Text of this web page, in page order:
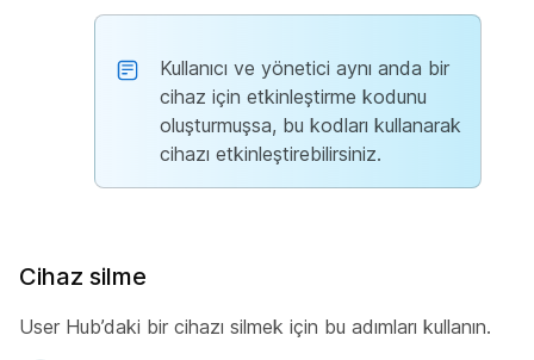
Kullanıcı ve yönetici aynı anda bir
cihaz için etkinleştirme kodunu
oluşturmuşsa, bu kodları kullanarak
cihazı etkinleştirebilirsiniz.
Cihaz silme
User Hub’daki bir cihazı silmek için bu adımları kullanın.